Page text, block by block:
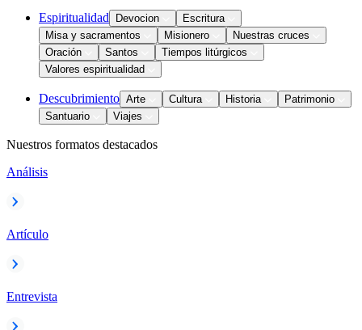
Espiritualidad Devocion
Escritura
Misa y sacramentos
Misionero
Nuestras cruces
Oración
Santos
Tiempos litúrgicos
Valores espiritualidad
Descubrimiento Arte Cultura Historia
Patrimonio
Santuario
Viajes
Nuestros formatos destacados
Análisis
Artículo
Entrevista